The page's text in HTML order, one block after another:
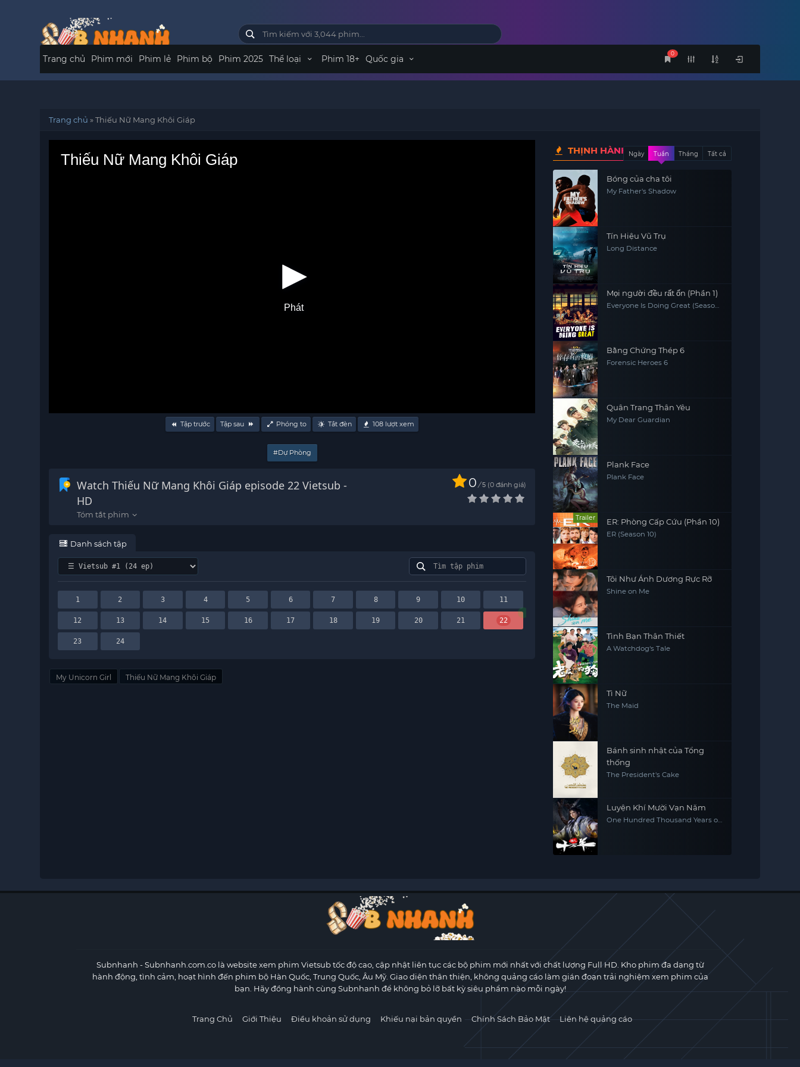
0
Trang chủ Phim mới Phim lẻ Phim bộ Phim 2025 Thể loại Phim 18+ Quốc gia
Trang chủ »Thiếu Nữ Mang Khôi Giáp
Thiếu Nữ Mang Khôi Giáp
Phát
Tập trước Tập sau Phóng to Tắt đèn 108lượt xem
#Dự Phòng
Watch Thiếu Nữ Mang Khôi Giáp episode 22 Vietsub -
HD
0 / 5 0đánh giá
Danh sách tập
1 2 3 4 5 6 7 8 9 10 11
12 13 14 15 16 17 18 19 20 21 22
23 24
My Unicorn Girl Thiếu Nữ Mang Khôi Giáp
THỊNH HÀNHNgày Tuần Tháng Tất cả
Bóng của cha tôi
My Father's Shadow
Tín Hiệu Vũ Trụ
Long Distance
Mọi người đều rất ổn (Phần 1)
Everyone Is Doing Great (Season
Bằng Chứng Thép 6
Forensic Heroes 6
Quân Trang Thân Yêu
My Dear Guardian
Plank Face
Plank Face
Trailer ER: Phòng Cấp Cứu (Phần 10)
ER (Season 10)
Tôi Như Ánh Dương Rực Rỡ
Shine on Me
Tình Bạn Thân Thiết
A Watchdog‘s Tale
Tì Nữ
The Maid
Bánh sinh nhật của Tổng
thống
The President's Cake
Luyện Khí Mười Vạn Năm
One Hundred Thousand Years of
Subnhanh - Subnhanh.com.co là website xem phim Vietsub tốc độ cao, cập nhật liên tục các bộ phim mới nhất với chất lượng Full HD. Kho phim đa dạng từ
hành động, tình cảm, hoạt hình đến phim bộ Hàn Quốc, Trung Quốc, Âu Mỹ. Giao diện thân thiện, không quảng cáo làm gián đoạn trải nghiệm xem phim của
bạn. Hãy đồng hành cùng Subnhanh để không bỏ lỡ bất kỳ siêu phẩm nào mỗi ngày!
Trang Chủ Giới Thiệu Điều khoản sử dụng Khiếu nại bản quyền Chính Sách Bảo Mật Liên hệ quảng cáo